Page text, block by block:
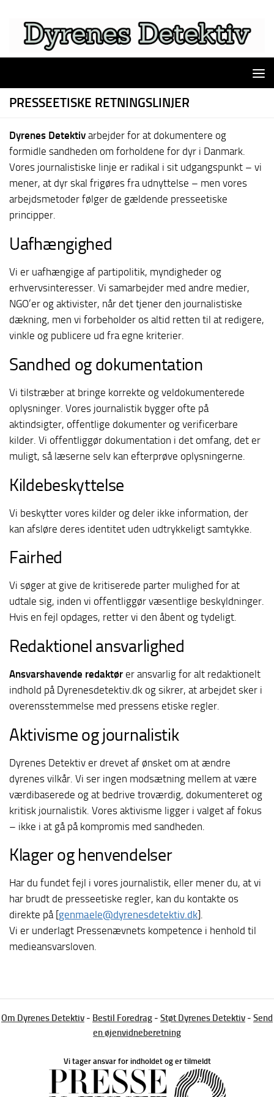
PRESSEETISKE RETNINGSLINJER
Dyrenes Detektiv arbejder for at dokumentere og
formidle sandheden om forholdene for dyr i Danmark.
Vores journalistiske linje er radikal i sit udgangspunkt – vi
mener, at dyr skal frigøres fra udnyttelse – men vores
arbejdsmetoder følger de gældende presseetiske
principper.
Uafhængighed
Vi er uafhængige af partipolitik, myndigheder og
erhvervsinteresser. Vi samarbejder med andre medier,
NGO’er og aktivister, når det tjener den journalistiske
dækning, men vi forbeholder os altid retten til at redigere,
vinkle og publicere ud fra egne kriterier.
Sandhed og dokumentation
Vi tilstræber at bringe korrekte og veldokumenterede
oplysninger. Vores journalistik bygger ofte på
aktindsigter, offentlige dokumenter og verificerbare
kilder. Vi offentliggør dokumentation i det omfang, det er
muligt, så læserne selv kan efterprøve oplysningerne.
Kildebeskyttelse
Vi beskytter vores kilder og deler ikke information, der
kan afsløre deres identitet uden udtrykkeligt samtykke.
Fairhed
Vi søger at give de kritiserede parter mulighed for at
udtale sig, inden vi offentliggør væsentlige beskyldninger.
Hvis en fejl opdages, retter vi den åbent og tydeligt.
Redaktionel ansvarlighed
Ansvarshavende redaktør er ansvarlig for alt redaktionelt
indhold på Dyrenesdetektiv.dk og sikrer, at arbejdet sker i
overensstemmelse med pressens etiske regler.
Aktivisme og journalistik
Dyrenes Detektiv er drevet af ønsket om at ændre
dyrenes vilkår. Vi ser ingen modsætning mellem at være
værdibaserede og at bedrive troværdig, dokumenteret og
kritisk journalistik. Vores aktivisme ligger i valget af fokus
– ikke i at gå på kompromis med sandheden.
Klager og henvendelser
Har du fundet fejl i vores journalistik, eller mener du, at vi
har brudt de presseetiske regler, kan du kontakte os
direkte på [genmaele@dyrenesdetektiv.dk].
Vi er underlagt Pressenævnets kompetence i henhold til
medieansvarsloven.
Om Dyrenes Detektiv - Bestil Foredrag - Støt Dyrenes Detektiv - Send
en øjenvidneberetning
Vi tager ansvar for indholdet og er tilmeldt